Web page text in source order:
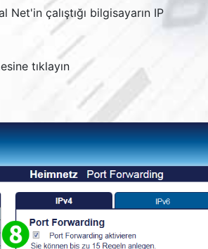
Net'in çalıştığı bilgisayarın IP
tıklayın